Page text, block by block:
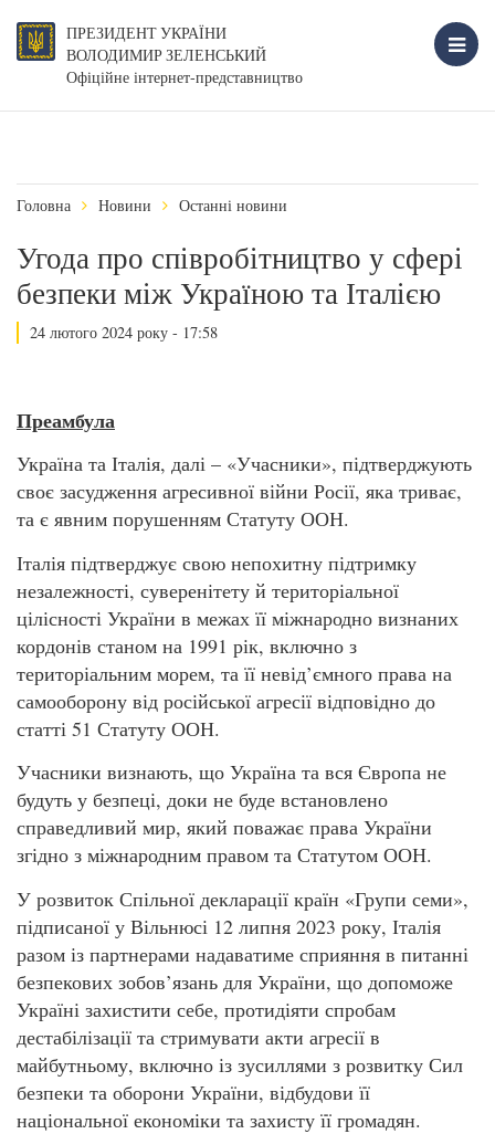
ПРЕЗИДЕНТ УКРАЇНИ
ВОЛОДИМИР ЗЕЛЕНСЬКИЙ
Офіційне інтернет-представництво
Головна Новини Останні новини
Угода про співробітництво у сфері
безпеки між Україною та Італією
24 лютого 2024 року - 17:58
Преамбула
Україна та Італія, далі – «Учасники», підтверджують
своє засудження агресивної війни Росії, яка триває,
та є явним порушенням Статуту ООН.
Італія підтверджує свою непохитну підтримку
незалежності, суверенітету й територіальної
цілісності України в межах її міжнародно визнаних
кордонів станом на 1991 рік, включно з
територіальним морем, та її невід’ємного права на
самооборону від російської агресії відповідно до
статті 51 Статуту ООН.
Учасники визнають, що Україна та вся Європа не
будуть у безпеці, доки не буде встановлено
справедливий мир, який поважає права України
згідно з міжнародним правом та Статутом ООН.
У розвиток Спільної декларації країн «Групи семи»,
підписаної у Вільнюсі 12 липня 2023 року, Італія
разом із партнерами надаватиме сприяння в питанні
безпекових зобов’язань для України, що допоможе
Україні захистити себе, протидіяти спробам
дестабілізації та стримувати акти агресії в
майбутньому, включно із зусиллями з розвитку Сил
безпеки та оборони України, відбудови її
національної економіки та захисту її громадян.